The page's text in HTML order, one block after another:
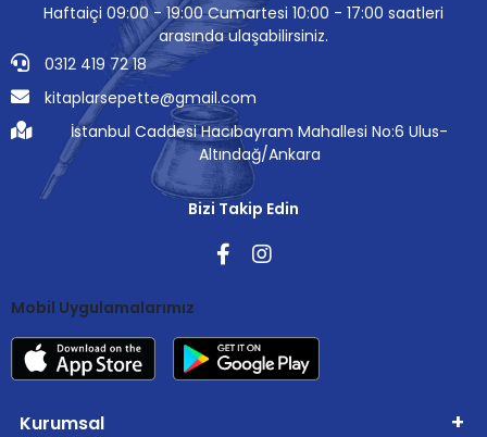
Haftaiçi 09:00 - 19:00 Cumartesi 10:00 - 17:00 saatleri
arasında ulaşabilirsiniz.
0312 419 72 18
kitaplarsepette@gmail.com
İstanbul Caddesi Hacıbayram Mahallesi No:6 Ulus-
Altındağ/Ankara
Bizi Takip Edin
Mobil Uygulamalarımız
Kurumsal